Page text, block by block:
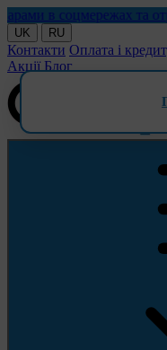
в соцмережах та
UK RU
Контакти Оплата і
Акції Блог